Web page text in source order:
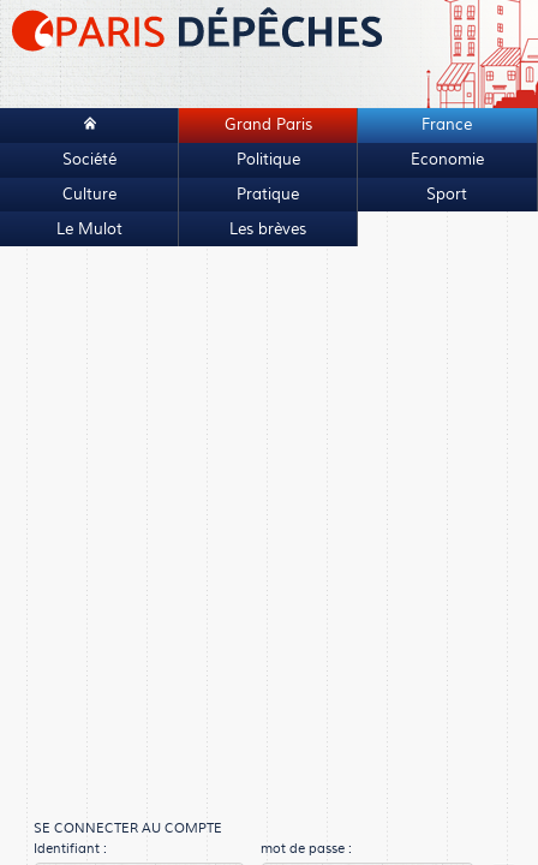
Grand Paris
France
Société
Politique
Economie
Culture
Pratique
Sport
Le Mulot
Les brèves
SE CONNECTER AU COMPTE
Identifiant :
mot de passe :